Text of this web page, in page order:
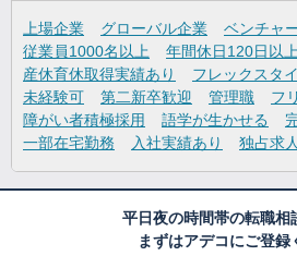
上場企業 グローバル企業 ベンチャ
従業員1000名以上
年間休日120日以
産休育休取得実績あり
フレックスタ
未経験可
第二新卒歓迎 管理職
フ
障がい者積極採用
語学が生かせる
一部在宅勤務
入社実績あり 独占求人
平日夜の時間帯の転職相
まずはアデコにご登録